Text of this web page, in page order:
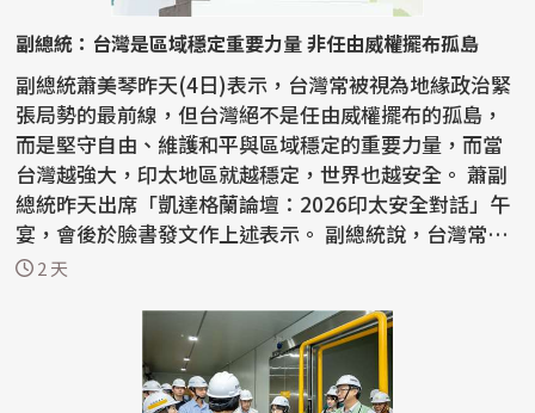
副總統：台灣是區域穩定重要力量 非任由威權擺布孤島
副總統蕭美琴昨天(4日)表示，台灣常被視為地緣政治緊
張局勢的最前線，但台灣絕不是任由威權擺布的孤島，
而是堅守自由、維護和平與區域穩定的重要力量，而當
台灣越強大，印太地區就越穩定，世界也越安全。 蕭副
總統昨天出席「凱達格蘭論壇：2026印太安全對話」午
宴，會後於臉書發文作上述表示。 副總統說，台灣常
被...2 天